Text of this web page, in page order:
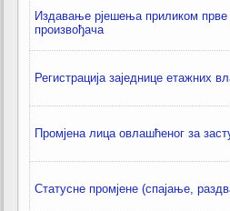
Издавање рјешења приликом прве
произвођача
Регистрација заједнице етажних
Промјена лица овлашћеног за
Статусне промјене (спајање,